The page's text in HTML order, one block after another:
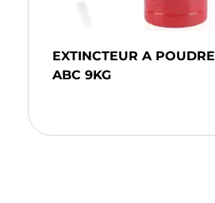
EXTINCTEUR A POUDRE
ABC 9KG